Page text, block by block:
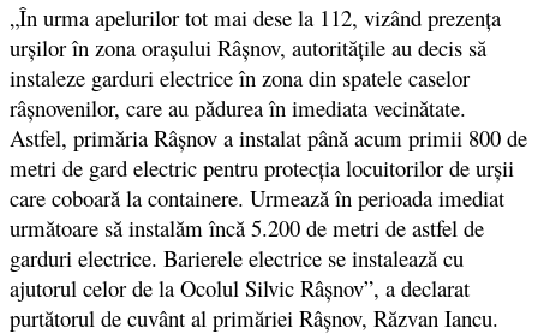
„În urma apelurilor tot mai dese la 112, vizând prezența
urșilor în zona orașului Râșnov, autoritățile au decis să
instaleze garduri electrice în zona din spatele caselor
râșnovenilor, care au pădurea în imediata vecinătate.
Astfel, primăria Râșnov a instalat până acum primii 800 de
metri de gard electric pentru protecția locuitorilor de urșii
care coboară la containere. Urmează în perioada imediat
următoare să instalăm încă 5.200 de metri de astfel de
garduri electrice. Barierele electrice se instalează cu
ajutorul celor de la Ocolul Silvic Râșnov”, a declarat
purtătorul de cuvânt al primăriei Râșnov, Răzvan Iancu.